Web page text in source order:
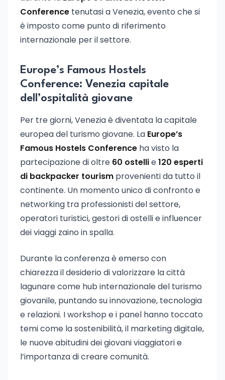
Conference tenutasi a Venezia, evento che si
è imposto come punto di riferimento
internazionale per il settore.
Europe’s Famous Hostels
Conference: Venezia capitale
dell’ospitalità giovane
Per tre giorni, Venezia è diventata la capitale
europea del turismo giovane. La Europe’s
Famous Hostels Conference ha visto la
partecipazione di oltre 60 ostellie120 esperti
di backpacker tourism provenienti da tutto il
continente. Un momento unico di confronto e
networking tra professionisti del settore,
operatori turistici, gestori di ostelli e influencer
dei viaggi zaino in spalla.
Durante la conferenza è emerso con
chiarezza il desiderio di valorizzare la città
lagunare come hub internazionale del turismo
giovanile, puntando su innovazione, tecnologia
e relazioni. I workshop e i panel hanno toccato
temi come la sostenibilità, il marketing digitale,
le nuove abitudini dei giovani viaggiatori e
l’importanza di creare comunità.